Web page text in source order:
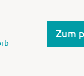
Zum